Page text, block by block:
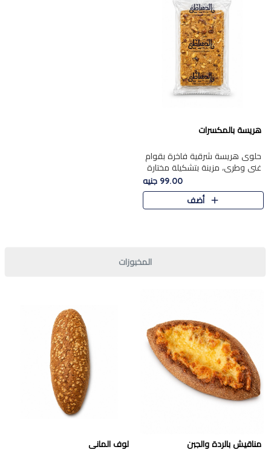
هريسة بالمكسرات
حلوى هريسة شرقية فاخرة بقوام
غني وطري، مزينة بتشكيلة مختارة
من المكسرات الفاخرة التي تضيف
قرمشة مميزة ونكهة غنية في كل
قطعة. تجمع بين المذاق..
99.00 جنيه
أضف
المخبوزات
مناقيش بالردة والجبن لوف المانى